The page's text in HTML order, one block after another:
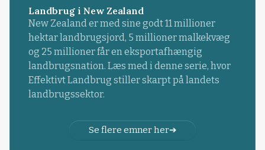
Landbrug i New Zealand
New Zealand er med sine godt 11 millioner
hektar landbrugsjord, 5 millioner malkekvæg
og 25 millioner får en eksportafhængig
landbrugsnation. Læs med i denne serie, hvor
Effektivt Landbrug stiller skarpt på landets
landbrugssektor.
Se flere emner her